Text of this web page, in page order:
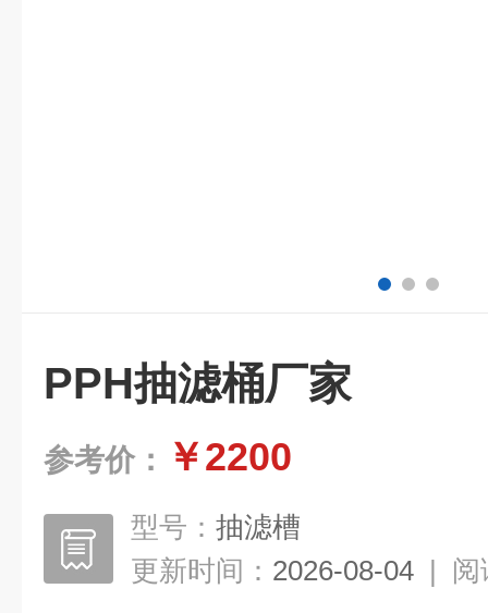
PPH抽滤桶厂家
参考价： ￥2200
型号： 抽滤槽
更新时间： 2026-08-04 | 阅